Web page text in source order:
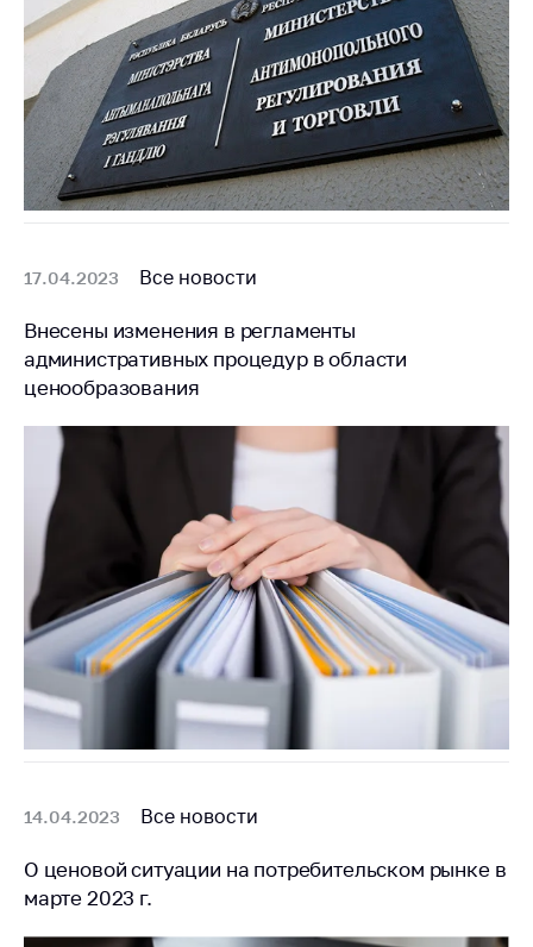
17.04.2023 Все новости
Внесены изменения в регламенты
административных процедур в области
ценообразования
14.04.2023 Все новости
О ценовой ситуации на потребительском рынке в
марте 2023 г.